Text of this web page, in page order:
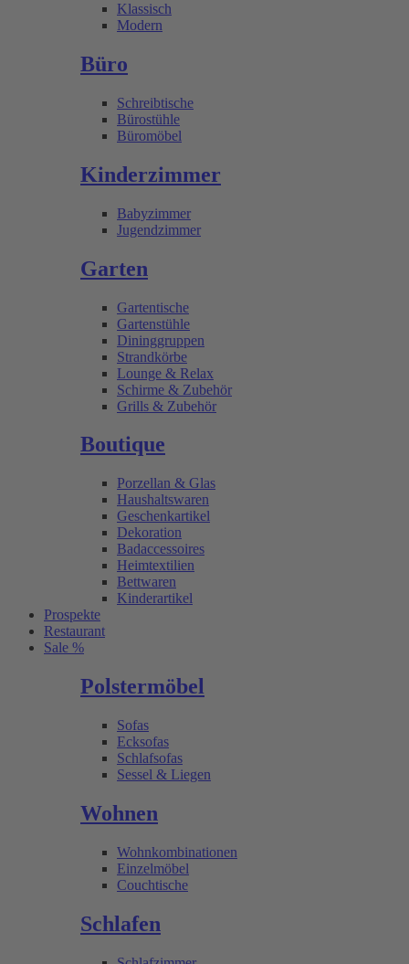
Klassisch
Modern
Büro
Schreibtische
Bürostühle
Büromöbel
Kinderzimmer
Babyzimmer
Jugendzimmer
Garten
Gartentische
Gartenstühle
Dininggruppen
Strandkörbe
Lounge & Relax
Schirme & Zubehör
Grills & Zubehör
Boutique
Porzellan & Glas
Haushaltswaren
Geschenkartikel
Dekoration
Badaccessoires
Heimtextilien
Bettwaren
Kinderartikel
Prospekte
Restaurant
Sale %
Polstermöbel
Sofas
Ecksofas
Schlafsofas
Sessel & Liegen
Wohnen
Wohnkombinationen
Einzelmöbel
Couchtische
Schlafen